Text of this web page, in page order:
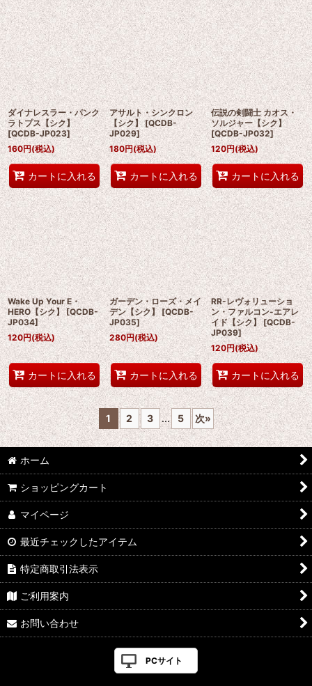
ダイナレスラー・パンク
ラトプス【シク】
[QCDB-JP023]
160円(税込)
カートに入れる
アサルト・シンクロン
【シク】 [QCDB-
JP029]
180円(税込)
カートに入れる
伝説の剣闘士 カオス・
ソルジャー【シク】
[QCDB-JP032]
120円(税込)
カートに入れる
Wake Up Your E・
HERO【シク】 [QCDB-
JP034]
120円(税込)
カートに入れる
ガーデン・ローズ・メイ
デン【シク】 [QCDB-
JP035]
280円(税込)
カートに入れる
RR-レヴォリューショ
ン・ファルコン-エアレ
イド【シク】 [QCDB-
JP039]
120円(税込)
カートに入れる
1 2 3 ... 5 次»
ホーム
ショッピングカート
マイページ
最近チェックしたアイテム
特定商取引法表示
ご利用案内
お問い合わせ
PCサイト